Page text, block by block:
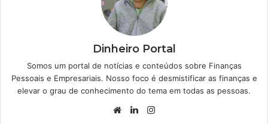
Dinheiro Portal
Somos um portal de notícias e conteúdos sobre Finanças
Pessoais e Empresariais. Nosso foco é desmistificar as finanças e
elevar o grau de conhecimento do tema em todas as pessoas.
WebsiteLinkedin